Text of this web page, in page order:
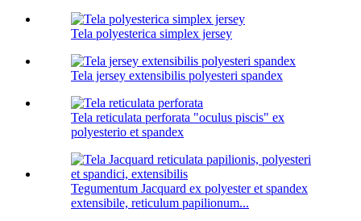
Tela polyesterica simplex jersey
Tela jersey extensibilis polyesteri spandex
Tela reticulata perforata "oculus piscis" ex
polyesterio et spandex
Tegumentum Jacquard ex polyester et spandex
extensibile, reticulum papilionum...